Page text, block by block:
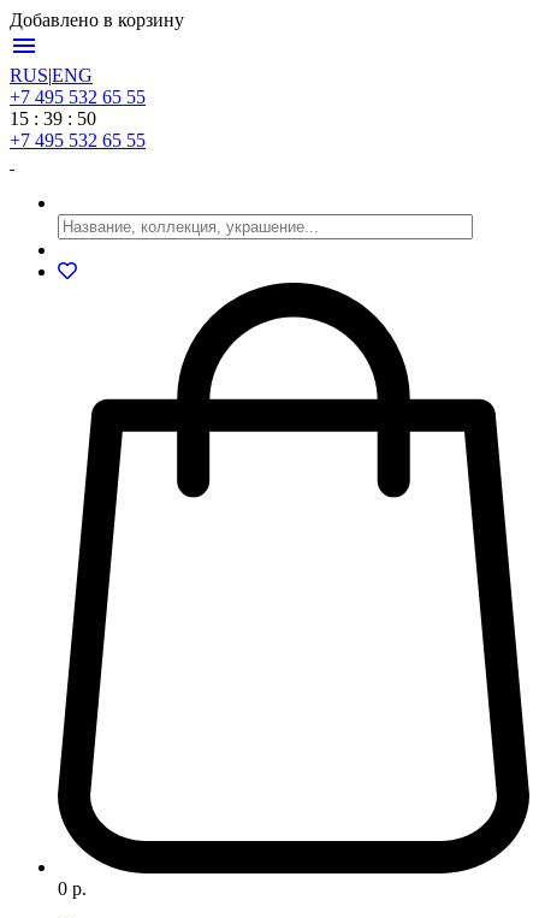
Добавлено в корзину
menu
RUS|ENG
+7 495 532 65 55
15 : 39 : 50
+7 495 532 65 55
0 р.